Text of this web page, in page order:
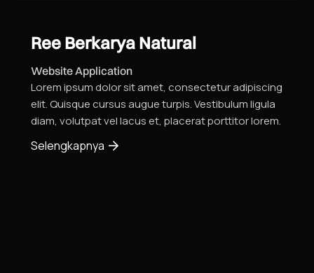
Ree Berkarya Natural
Website Application
Lorem ipsum dolor sit amet, consectetur adipiscing
elit. Quisque cursus augue turpis. Vestibulum ligula
diam, volutpat vel lacus et, placerat porttitor lorem.
Selengkapnya